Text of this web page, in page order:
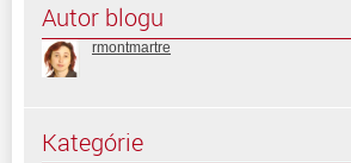
Autor blogu
rmontmartre
Kategórie